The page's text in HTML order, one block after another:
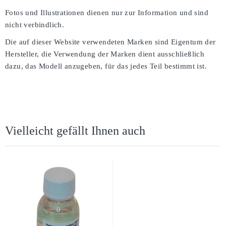
Fotos und Illustrationen dienen nur zur Information und sind
nicht verbindlich.
Die auf dieser Website verwendeten Marken sind Eigentum der
Hersteller, die Verwendung der Marken dient ausschließlich
dazu, das Modell anzugeben, für das jedes Teil bestimmt ist.
Vielleicht gefällt Ihnen auch